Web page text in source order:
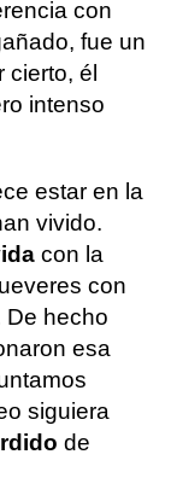
con
fue un
cierto, él
intenso
estar en la
vivido.
con la
con
De hecho
esa
siguiera
de